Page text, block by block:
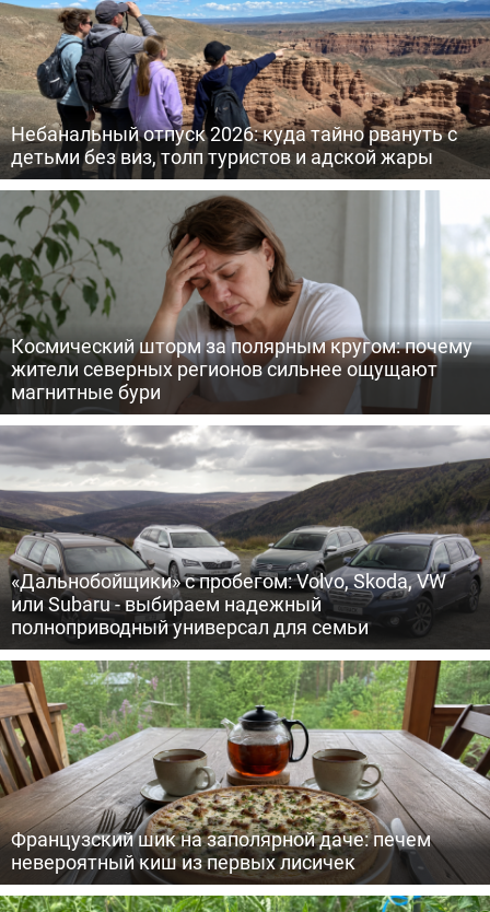
Небанальный отпуск 2026: куда тайно рвануть с
детьми без виз, толп туристов и адской жары
Космический шторм за полярным кругом: почему
жители северных регионов сильнее ощущают
магнитные бури
«Дальнобойщики» с пробегом: Volvo, Skoda, VW
или Subaru - выбираем надежный
полноприводный универсал для семьи
Французский шик на заполярной даче: печем
невероятный киш из первых лисичек